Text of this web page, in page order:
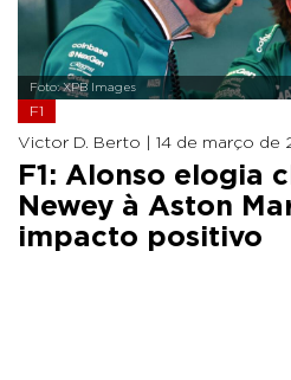
Foto: XPB Images
F1
Victor D. Berto | 14 de março de
F1: Alonso elogia
Newey à Aston
impacto positivo